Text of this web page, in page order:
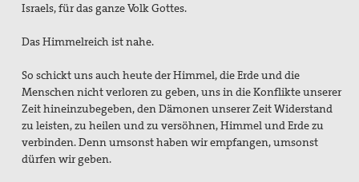
Israels, für das ganze Volk Gottes.
Das Himmelreich ist nahe.
So schickt uns auch heute der Himmel, die Erde und die
Menschen nicht verloren zu geben, uns in die Konflikte unserer
Zeit hineinzubegeben, den Dämonen unserer Zeit Widerstand
zu leisten, zu heilen und zu versöhnen, Himmel und Erde zu
verbinden. Denn umsonst haben wir empfangen, umsonst
dürfen wir geben.